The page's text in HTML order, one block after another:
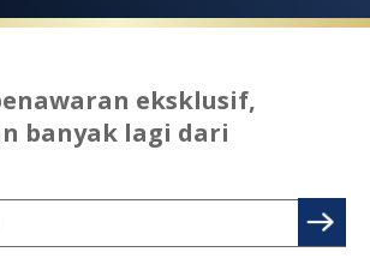
eksklusif,
banyak lagi dari